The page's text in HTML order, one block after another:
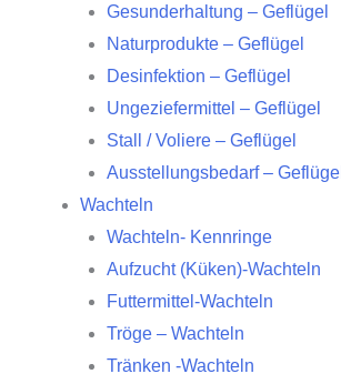
Gesunderhaltung – Geflügel
Naturprodukte – Geflügel
Desinfektion – Geflügel
Ungeziefermittel – Geflügel
Stall / Voliere – Geflügel
Ausstellungsbedarf – Geflügel
Wachteln
Wachteln- Kennringe
Aufzucht (Küken)-Wachteln
Futtermittel-Wachteln
Tröge – Wachteln
Tränken -Wachteln